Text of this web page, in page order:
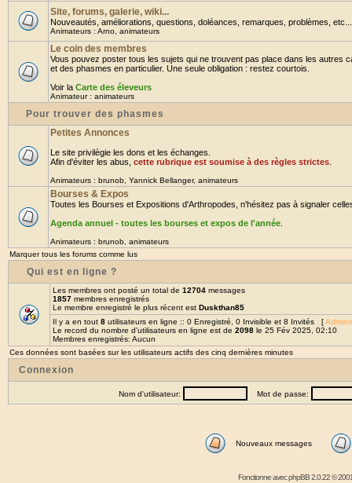
Site, forums, galerie, wiki...
Nouveautés, améliorations, questions, doléances, remarques, problèmes,
Animateurs : Arno animateurs
Le coin des membres
Vous pouvez poster tous les sujets qui ne trouvent pas place dans les autres
et des phasmes en particulier. Une seule obligation : restez courtois.
Voir la Carte des éleveurs
Animateur : animateurs
Pour trouver des phasmes
Petites Annonces
Le site privilègie les dons et les échanges.
Afin d'éviter les abus, cette rubrique est soumise à des règles strictes
Animateurs : brunob Yannick Bellanger, animateurs
Bourses & Expos
Toutes les Bourses et Expositions d'Arthropodes, n'hésitez pas à signaler
Agenda annuel - toutes les bourses et expos de l'année
Animateurs : brunob animateurs
Marquer tous les forums comme lus
Qui est en ligne ?
Les membres ont posté un total de 12704 messages
1857 membres enregistrés
Le membre enregistré le plus récent est Duskthan85
Il y a en tout 8 utilisateurs en ligne :: 0 Enregistré, 0 Invisible et 8 Invités [
Le record du nombre d'utilisateurs en ligne est de 2098 le 25 Fév 2025, 02:10
Membres enregistrés: Aucun
Ces données sont basées sur les utilisateurs actifs des cinq dernières minutes
Connexion
Nom d'utilisateur: Mot de passe:
Nouveaux messages
Fonctionne avecphpBB2.0.22 ©